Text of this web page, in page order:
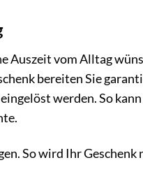
Auszeit vom Alltag
bereiten Sie
werden. So kann
So wird Ihr Geschenk